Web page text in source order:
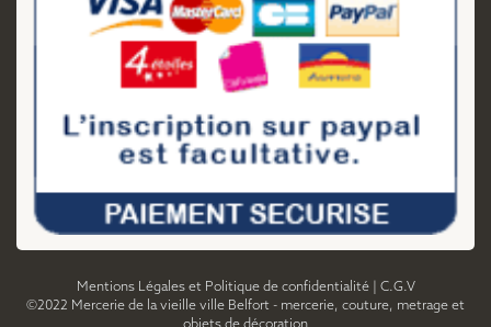
Mentions Légales et Politique de confidentialité| C.G.V
©2022 Mercerie de la vieille ville Belfort - mercerie, couture, metrage et